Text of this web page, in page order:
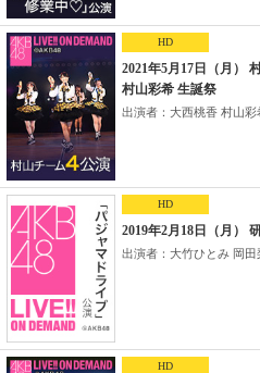
HD
2021年5月17日（月）
村山彩希 生誕祭
出演者：大西桃香 村山彩
HD
2019年2月18日（月）
出演者：大竹ひとみ 岡田
HD